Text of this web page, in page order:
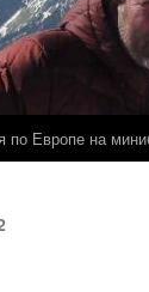
по Европе на